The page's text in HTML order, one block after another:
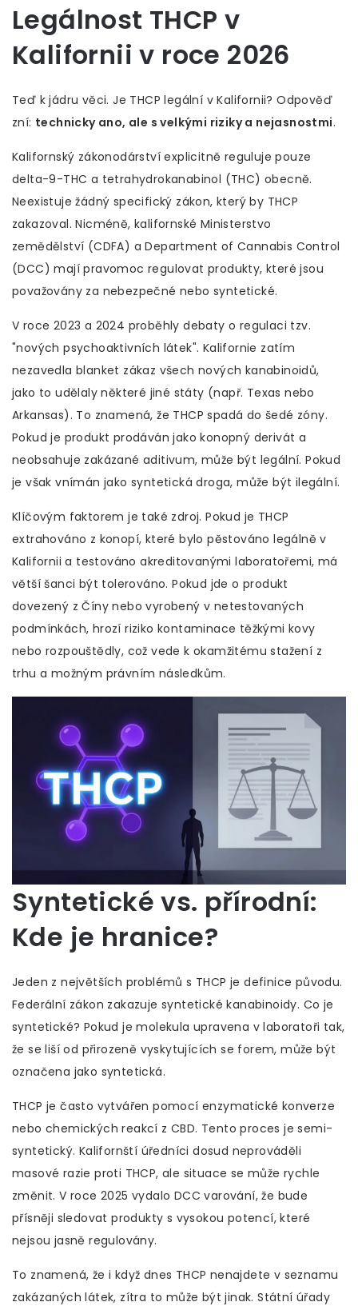
Legálnost THCP v
Kalifornii v roce 2026
Teď k jádru věci. Je THCP legální v Kalifornii? Odpověď
zní: technicky ano, ale s velkými riziky a nejasnostmi.
Kalifornský zákonodárství explicitně reguluje pouze
delta-9-THC a tetrahydrokanabinol (THC) obecně.
Neexistuje žádný specifický zákon, který by THCP
zakazoval. Nicméně, kalifornské Ministerstvo
zemědělství (CDFA) a Department of Cannabis Control
(DCC) mají pravomoc regulovat produkty, které jsou
považovány za nebezpečné nebo syntetické.
V roce 2023 a 2024 proběhly debaty o regulaci tzv.
"nových psychoaktivních látek". Kalifornie zatím
nezavedla blanket zákaz všech nových kanabinoidů,
jako to udělaly některé jiné státy (např. Texas nebo
Arkansas). To znamená, že THCP spadá do šedé zóny.
Pokud je produkt prodáván jako konopný derivát a
neobsahuje zakázané aditivum, může být legální. Pokud
je však vnímán jako syntetická droga, může být ilegální.
Klíčovým faktorem je také zdroj. Pokud je THCP
extrahováno z konopí, které bylo pěstováno legálně v
Kalifornii a testováno akreditovanými laboratořemi, má
větší šanci být tolerováno. Pokud jde o produkt
dovezený z Číny nebo vyrobený v netestovaných
podmínkách, hrozí riziko kontaminace těžkými kovy
nebo rozpouštědly, což vede k okamžitému stažení z
trhu a možným právním následkům.
Syntetické vs. přírodní:
Kde je hranice?
Jeden z největších problémů s THCP je definice původu.
Federální zákon zakazuje syntetické kanabinoidy. Co je
syntetické? Pokud je molekula upravena v laboratoři tak,
že se liší od přirozeně vyskytujících se forem, může být
označena jako syntetická.
THCP je často vytvářen pomocí enzymatické konverze
nebo chemických reakcí z CBD. Tento proces je semi-
syntetický. Kalifornští úředníci dosud neprováděli
masové razie proti THCP, ale situace se může rychle
změnit. V roce 2025 vydalo DCC varování, že bude
přísněji sledovat produkty s vysokou potencí, které
nejsou jasně regulovány.
To znamená, že i když dnes THCP nenajdete v seznamu
zakázaných látek, zítra to může být jinak. Státní úřady